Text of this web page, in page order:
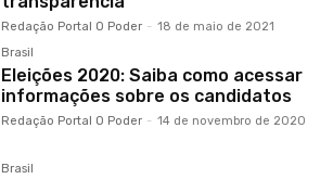
Redação Portal O Poder - 18 de maio de 2021
Brasil
Eleições 2020: Saiba como acessar
informações sobre os candidatos
Redação Portal O Poder - 14 de novembro de 2020
Brasil